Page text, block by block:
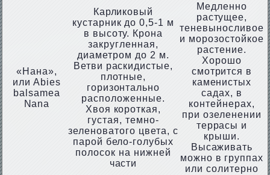
«Нана»,
или Abies
balsamea
Nana
Карликовый
кустарник до 0,5-1 м
в высоту. Крона
закругленная,
диаметром до 2 м.
Ветви раскидистые,
плотные,
горизонтально
расположенные.
Хвоя короткая,
густая, темно-
зеленоватого цвета, с
парой бело-голубых
полосок на нижней
части
Медленно
растущее,
теневыносливое
и морозостойкое
растение.
Хорошо
смотрится в
каменистых
садах, в
контейнерах,
при озеленении
террасы и
крыши.
Высаживать
можно в группах
или солитерно